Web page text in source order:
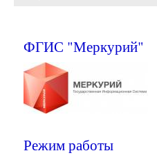
ФГИС "Меркурий"
Режим работы